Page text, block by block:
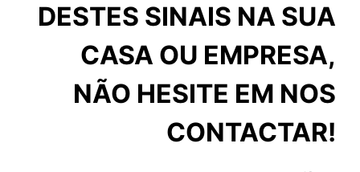
DESTES SINAIS NA SUA
CASA OU EMPRESA,
NÃO HESITE EM NOS
CONTACTAR!